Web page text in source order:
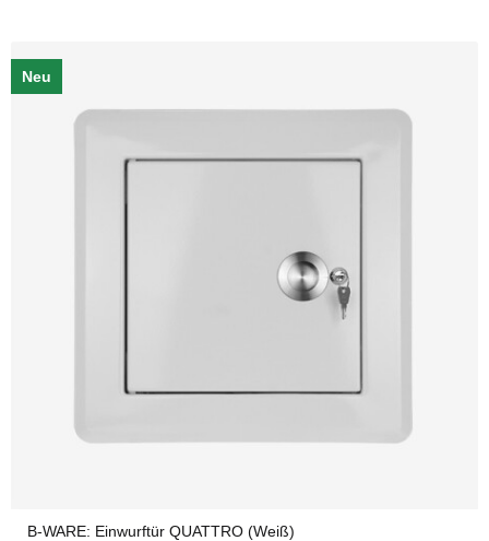
Neu
B-WARE: Einwurftür QUATTRO (Weiß)